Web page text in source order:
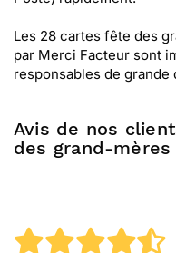
Les 28 cartes fête des
par Merci Facteur sont
responsables de grande
Avis de nos
des grand-